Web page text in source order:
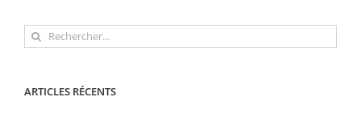
Rechercher:
ARTICLES RÉCENTS